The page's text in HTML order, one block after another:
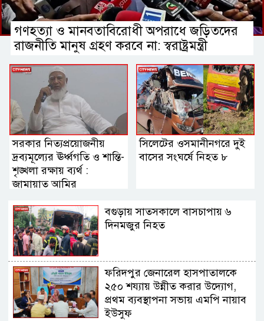
মারো না কেন ওদের?
ওবায়দুল কাদের-সাদ্দামের কল রেকর্ড
ট্রাইব্যুনালে দাখিল
তনু হত্যা মামলা
সাবেক সেনাসদস্য হাফিজুরের জামিন
স্থগিত, ২৪ ঘণ্টার মধ্যে আত্মসমর্পণের
গণহত্যা ও মানবতাবিরোধী অপরাধে জড়িতদের
রাজনীতি মানুষ গ্রহণ করবে না: স্বরাষ্ট্রমন্ত্রী
সরকার নিত্যপ্রয়োজনীয়
দ্রব্যমূল্যের ঊর্ধ্বগতি ও শান্তি-
শৃঙ্খলা রক্ষায় ব্যর্থ :
জামায়াত আমির
সিলেটের ওসমানীনগরে দুই
বাসের সংঘর্ষে নিহত ৮
বগুড়ায় সাতসকালে বাসচাপায় ৬
দিনমজুর নিহত
ফরিদপুর জেনারেল হাসপাতালকে
২৫০ শয্যায় উন্নীত করার উদ্যোগ,
প্রথম ব্যবস্থাপনা সভায় এমপি নায়াব
ইউসুফ